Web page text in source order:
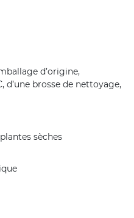
d’origine,
d’une brosse de nettoyage,
sèches